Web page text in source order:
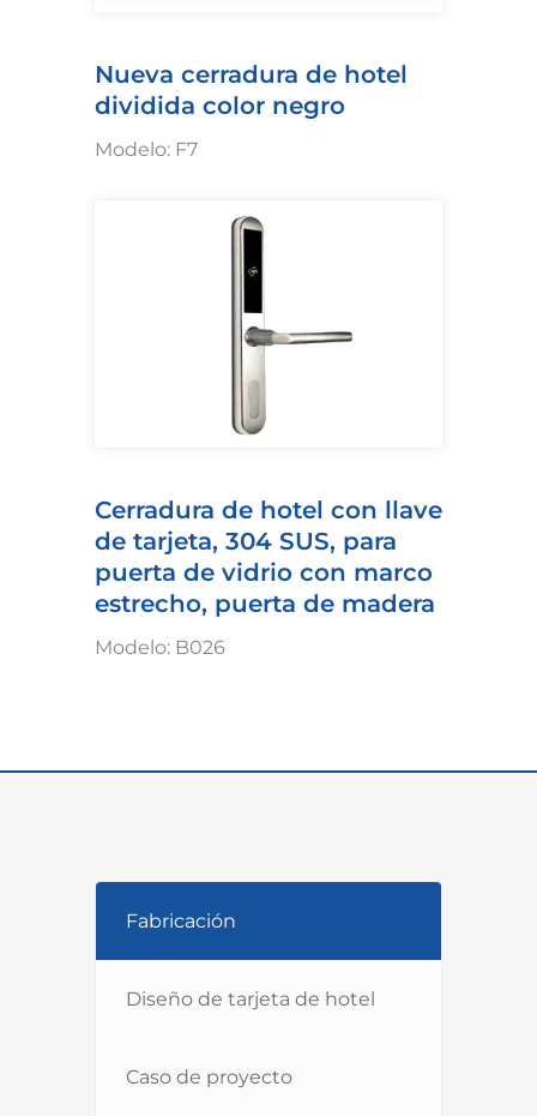
Nueva cerradura de hotel
dividida color negro
Modelo: F7
Cerradura de hotel con llave
de tarjeta, 304 SUS, para
puerta de vidrio con marco
estrecho, puerta de madera
Modelo: B026
Fabricación
Diseño de tarjeta de hotel
Caso de proyecto